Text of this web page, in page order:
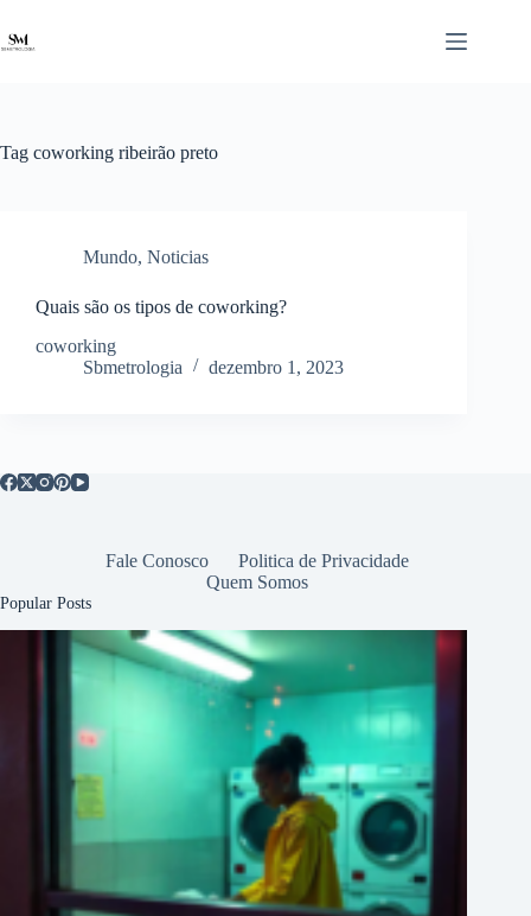
para
o
Tag coworking ribeirão preto
Mundo, Noticias
Quais são os tipos de coworking?
coworking
Sbmetrologia
dezembro 1, 2023
Fale Conosco
Politica de Privacidade
Quem Somos
Popular Posts